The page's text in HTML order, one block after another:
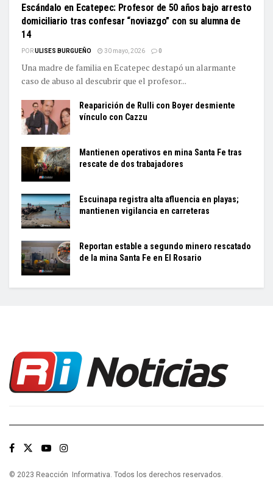
Escándalo en Ecatepec: Profesor de 50 años bajo arresto
domiciliario tras confesar “noviazgo” con su alumna de
14
PORULISES BURGUEÑO 30 mayo, 2026 0
Una madre de familia en Ecatepec destapó un alarmante
caso de abuso al descubrir que el profesor...
Reaparición de Rulli con Boyer desmiente
vínculo con Cazzu
Mantienen operativos en mina Santa Fe tras
rescate de dos trabajadores
Escuinapa registra alta afluencia en playas;
mantienen vigilancia en carreteras
Reportan estable a segundo minero rescatado
de la mina Santa Fe en El Rosario
© 2023 Reacción Informativa. Todos los derechos reservados.